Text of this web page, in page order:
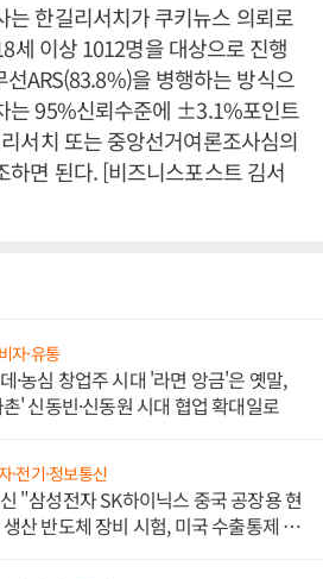
는 한길리서치가 쿠키뉴스 의뢰로
세 이상 1012명을 대상으로 진행
ARS(83.8%)을 병행하는 방식으
는 95%신뢰수준에 ±3.1%포인트
서치 또는 중앙선거여론조사심의
하면 된다. [비즈니스포스트 김서
자·유통
·농심 창업주 시대 '라면 앙금'은 옛말,
' 신동빈·신동원 시대 협업 확대일로
·전기·정보통신
"삼성전자 SK하이닉스 중국 공장용 현
산 반도체 장비 시험, 미국 수출통제 대